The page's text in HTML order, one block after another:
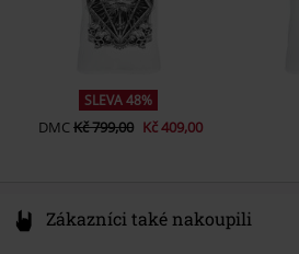
SLEVA 48%
DMCKč 799,00 Kč 409,00
Zákazníci také nakoupili